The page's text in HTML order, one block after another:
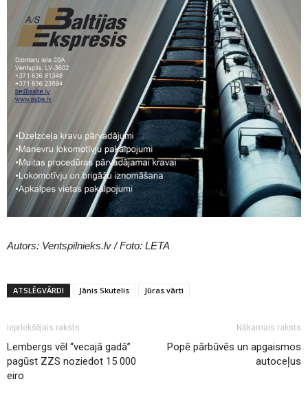
Autors: Ventspilnieks.lv / Foto: LETA
ATSLĒGVĀRDI Jānis Skutelis Jūras vārti
Iepriekšējais raksts
Lembergs vēl “vecajā gadā”
pagūst ZZS noziedot 15 000
eiro
Nākamais raksts
Popē pārbūvēs un apgaismos
autoceļus